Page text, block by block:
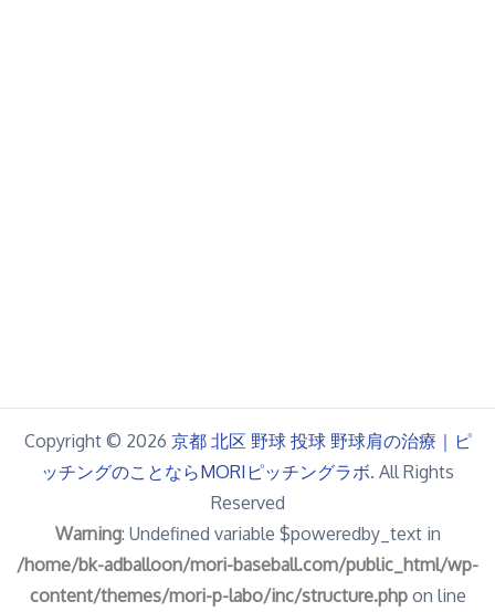
Copyright © 2026 京都 北区 野球 投球 野球肩の治療｜ピ
ッチングのことならMORIピッチングラボ. All Rights
Reserved
Warning: Undefined variable $poweredby_text in
/home/bk-adballoon/mori-baseball.com/public_html/wp-
content/themes/mori-p-labo/inc/structure.phpon line